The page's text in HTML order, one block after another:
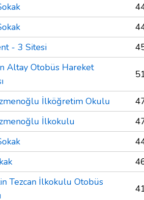
- 3 Sitesi
Altay Otobüs Hareket
İlköğretim Okulu
İlkokulu
Tezcan İlkokulu Otobüs